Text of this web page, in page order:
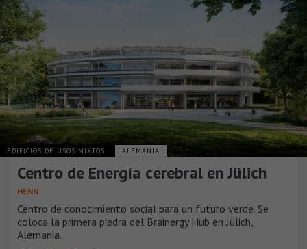
EDIFICIOS DE USOS MIXTOS ALEMANIA
Centro de Energía cerebral en Jülich
HENN
Centro de conocimiento social para un futuro verde. Se
coloca la primera piedra del Brainergy Hub en Jülich,
Alemania.